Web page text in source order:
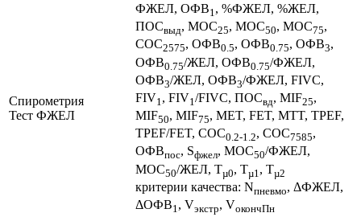
Cпирометрия
Тест ФЖЕЛ
ФЖЕЛ, ОФВ1, %ФЖЕЛ, %ЖЕЛ,
ПОСвыд, МОС25, МОС50, МОС75,
СОС2575, ОФВ0.5, ОФВ0.75, ОФВ3,
ОФВ0.75/ЖЕЛ, ОФВ0.75/ФЖЕЛ,
ОФВ3/ЖЕЛ, ОФВ3/ФЖЕЛ, FIVC,
FIV1, FIV1/FIVC, ПОСвд, MIF25,
MIF50, MIF75, MET, FET, MTT, TPEF,
TPEF/FET, СОС0.2-1.2, СОС7585,
ОФВпос, Sфжел, МОС50/ФЖЕЛ,
МОС50/ЖЕЛ, Тµ0, Тµ1 , Тµ2
критерии качества: Nпневмо, ΔФЖЕЛ,
ΔОФВ1, Vэкстр, VокончПн